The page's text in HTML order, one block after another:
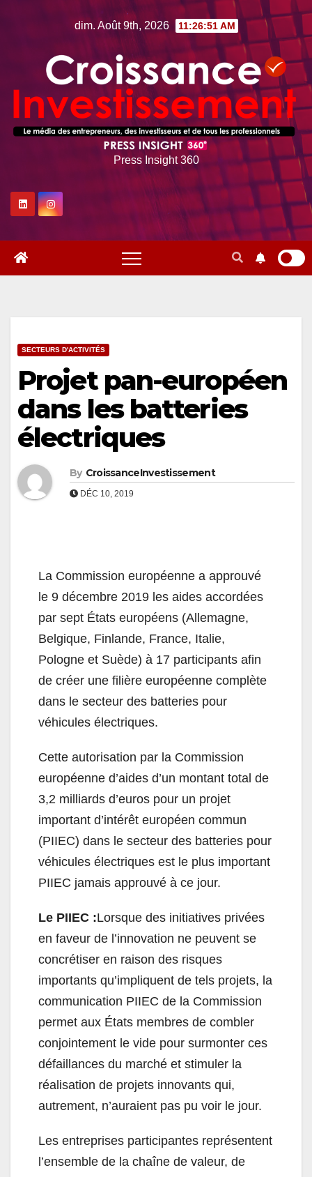
dim. Août 9th, 2026 11:26:52 AM
Press Insight 360
SECTEURS D'ACTIVITÉS
Projet pan-européen
dans les batteries
électriques
By CroissanceInvestissement
DÉC 10, 2019
La Commission européenne a approuvé
le 9 décembre 2019 les aides accordées
par sept États européens (Allemagne,
Belgique, Finlande, France, Italie,
Pologne et Suède) à 17 participants afin
de créer une filière européenne complète
dans le secteur des batteries pour
véhicules électriques.
Cette autorisation par la Commission
européenne d’aides d’un montant total de
3,2 milliards d’euros pour un projet
important d’intérêt européen commun
(PIIEC) dans le secteur des batteries pour
véhicules électriques est le plus important
PIIEC jamais approuvé à ce jour.
Le PIIEC :Lorsque des initiatives privées
en faveur de l’innovation ne peuvent se
concrétiser en raison des risques
importants qu’impliquent de tels projets, la
communication PIIEC de la Commission
permet aux États membres de combler
conjointement le vide pour surmonter ces
défaillances du marché et stimuler la
réalisation de projets innovants qui,
autrement, n’auraient pas pu voir le jour.
Les entreprises participantes représentent
l’ensemble de la chaîne de valeur, de